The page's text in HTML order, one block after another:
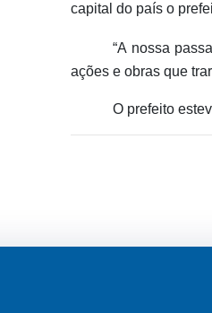
capital do país o
“A nossa
ações e obras que
O prefeito